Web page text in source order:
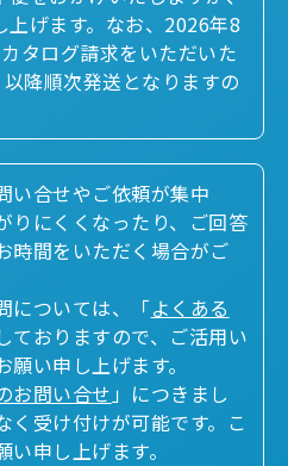
上げます。なお、2026年8
タログ請求をいただいた
降順次発送となりますの
い合せやご依頼が集中
りにくくなったり、ご回答
時間をいただく場合がご
については、「よくある
ておりますので、ご活用い
い申し上げます。
お問い合せ」につきまし
く受け付けが可能です。こ
申し上げます。